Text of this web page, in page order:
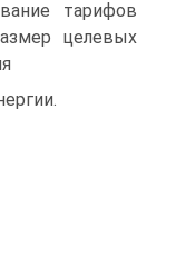
тарифов
целевых